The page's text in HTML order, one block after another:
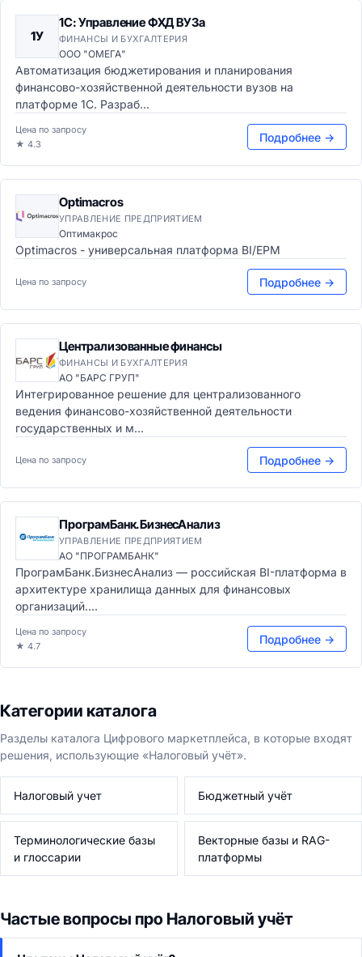
1У
1С: Управление ФХД ВУЗа
ФИНАНСЫ И БУХГАЛТЕРИЯ
ООО "ОМЕГА"
Автоматизация бюджетирования и планирования
финансово-хозяйственной деятельности вузов на
платформе 1С. Разраб...
Цена по запросу
★ 4.3
Подробнее →
Optimacros
УПРАВЛЕНИЕ ПРЕДПРИЯТИЕМ
Оптимакрос
Optimacros - универсальная платформа BI/EPM
Цена по запросу Подробнее →
Централизованные финансы
ФИНАНСЫ И БУХГАЛТЕРИЯ
АО "БАРС ГРУП"
Интегрированное решение для централизованного
ведения финансово-хозяйственной деятельности
государственных и м...
Цена по запросу Подробнее →
ПрограмБанк.БизнесАнализ
УПРАВЛЕНИЕ ПРЕДПРИЯТИЕМ
АО "ПРОГРАМБАНК"
ПрограмБанк.БизнесАнализ — российская BI-платформа в
архитектуре хранилища данных для финансовых
организаций....
Цена по запросу
★ 4.7
Подробнее →
Категории каталога
Разделы каталога Цифрового маркетплейса, в которые входят
решения, использующие «Налоговый учёт».
Налоговый учет Бюджетный учёт
Терминологические базы
и глоссарии
Векторные базы и RAG-
платформы
Частые вопросы про Налоговый учёт